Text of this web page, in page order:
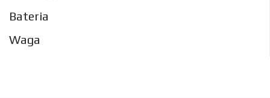
Bateria
Waga